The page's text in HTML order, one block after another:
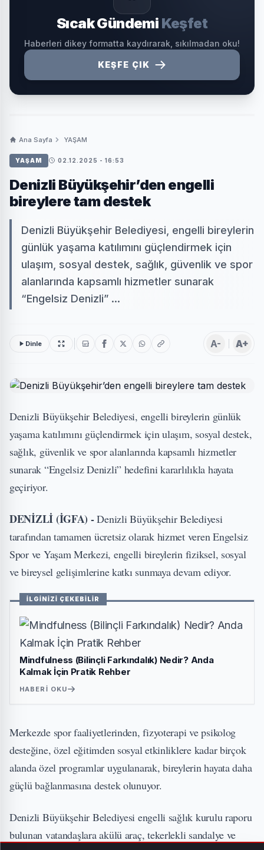
Sıcak Gündemi Keşfet
Haberleri dikey formatta kaydırarak, sıkılmadan oku!
KEŞFE ÇIK
Ana Sayfa YAŞAM
YAŞAM 02.12.2025 - 16:53
Denizli Büyükşehir’den engelli
bireylere tam destek
Denizli Büyükşehir Belediyesi, engelli bireylerin
günlük yaşama katılımını güçlendirmek için
ulaşım, sosyal destek, sağlık, güvenlik ve spor
alanlarında kapsamlı hizmetler sunarak
“Engelsiz Denizli” ...
Dinle A- A+
Denizli Büyükşehir Belediyesi, engelli bireylerin günlük
yaşama katılımını güçlendirmek için ulaşım, sosyal destek,
sağlık, güvenlik ve spor alanlarında kapsamlı hizmetler
sunarak “Engelsiz Denizli” hedefini kararlılıkla hayata
geçiriyor.
DENİZLİ (İGFA) -Denizli Büyükşehir Belediyesi
tarafından tamamen ücretsiz olarak hizmet veren Engelsiz
Spor ve Yaşam Merkezi, engelli bireylerin fiziksel, sosyal
ve bireysel gelişimlerine katkı sunmaya devam ediyor.
İLGİNİZİ ÇEKEBİLİR
Mindfulness (Bilinçli Farkındalık) Nedir? Anda
Kalmak İçin Pratik Rehber
HABERI OKU
Merkezde spor faaliyetlerinden, fizyoterapi ve psikolog
desteğine, özel eğitimden sosyal etkinliklere kadar birçok
alanda özel programlar uygulanarak, bireylerin hayata daha
güçlü bağlanmasına destek olunuyor.
Denizli Büyükşehir Belediyesi engelli sağlık kurulu raporu
bulunan vatandaşlara akülü araç, tekerlekli sandalye ve